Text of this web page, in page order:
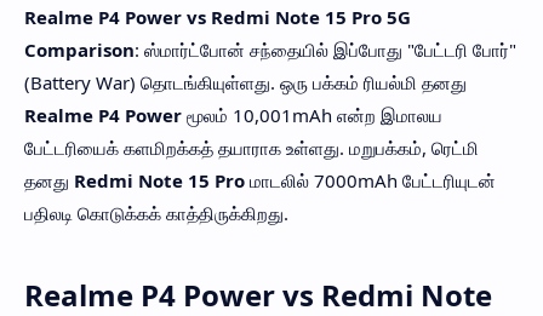
Realme P4 Power vs Redmi Note 15 Pro 5G
Comparison: ஸ்மார்ட்போன் சந்தையில் இப்போது "பேட்டரி போர்"
(Battery War) தொடங்கியுள்ளது. ஒரு பக்கம் ரியல்மி தனது
Realme P4 Power மூலம் 10,001mAh என்ற இமாலய
பேட்டரியைக் களமிறக்கத் தயாராக உள்ளது. மறுபக்கம், ரெட்மி
தனது Redmi Note 15 Pro மாடலில் 7000mAh பேட்டரியுடன்
பதிலடி கொடுக்கக் காத்திருக்கிறது.
Realme P4 Power vs Redmi Note